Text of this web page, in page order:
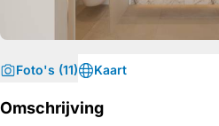
Foto's (11) Kaart
Omschrijving